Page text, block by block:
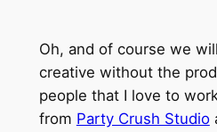
Oh, and of course we
creative without the
people that I love to
from Party Crush Studio